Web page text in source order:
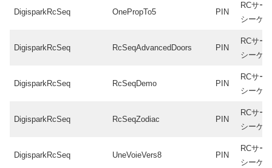
DigisparkRcSeq OnePropTo5 PIN
RCサー
シーケ
DigisparkRcSeq RcSeqAdvancedDoors PIN
RCサー
シーケ
DigisparkRcSeq RcSeqDemo PIN
RCサー
シーケ
DigisparkRcSeq RcSeqZodiac PIN
RCサー
シーケ
DigisparkRcSeq UneVoieVers8 PIN
RCサー
シーケ